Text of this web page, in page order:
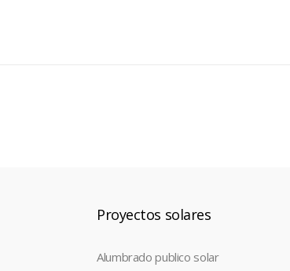
Proyectos solares
Alumbrado publico solar